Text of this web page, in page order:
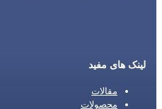
لینک های مفید
مقالات
محصولات